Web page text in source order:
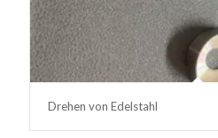
Drehen von Edelstahl